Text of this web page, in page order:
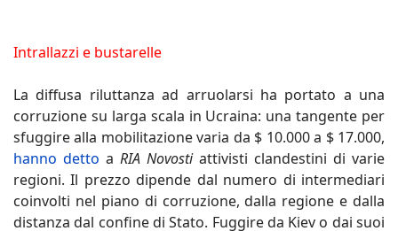
Intrallazzi e bustarelle
La diffusa riluttanza ad arruolarsi ha portato a una
corruzione su larga scala in Ucraina: una tangente per
sfuggire alla mobilitazione varia da $ 10.000 a $ 17.000,
hanno detto a RIA Novostiattivisti clandestini di varie
regioni. Il prezzo dipende dal numero di intermediari
coinvolti nel piano di corruzione, dalla regione e dalla
distanza dal confine di Stato. Fuggire da Kiev o dai suoi